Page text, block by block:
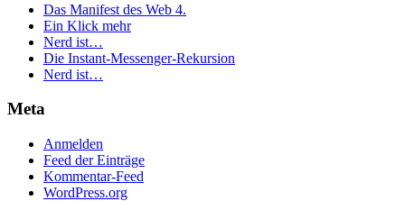
Das Manifest des Web 4.
Ein Klick mehr
Nerd ist…
Die Instant-Messenger-Rekursion
Nerd ist…
Meta
Anmelden
Feed der Einträge
Kommentar-Feed
WordPress.org